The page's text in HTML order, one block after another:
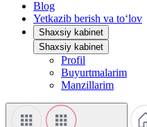
Blog
Yetkazib berish va to‘lov
Shaxsiy kabinet
Shaxsiy kabinet
Profil
Buyurtmalarim
Manzillarim